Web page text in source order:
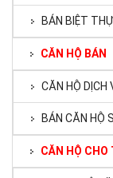
BÁN BIỆT
CĂN HỘ BÁN
CĂN HỘ DỊCH
BÁN CĂN HỘ
CĂN HỘ CHO